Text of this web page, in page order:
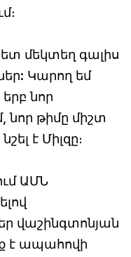
մեկտեղ գալիս
Կարող եմ
նոր
նոր թիմը միշտ
է Միլզը։
ԱՄՆ
վաշինգտոնյան
է ապահովի